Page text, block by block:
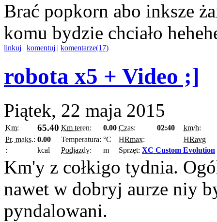
Brać popkorn abo inksze
komu bydzie chciało
linkuj | komentuj | komentarze(17)
robota x5 + Video ;]
Piątek, 22 maja 2015
Km: 65.40 Km teren: 0.00 Czas: 02:40
km/h:
Pr. maks.: 0.00 Temperatura: °C HRmax:
HRavg
:
kcal Podjazdy: m Sprzęt: XC Custom Evolution
Km'y z cołkigo tydnia.
nawet w dobryj aurze niy
pyndalowani.